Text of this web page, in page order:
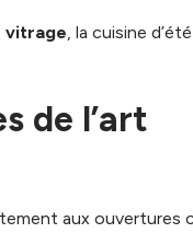
vitrage, la cuisine
de l’art
aux ouvertures